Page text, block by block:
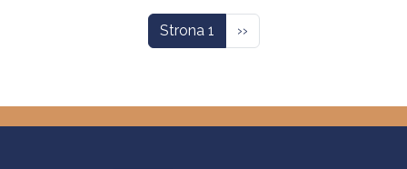
Strona 1 Następna strona
››